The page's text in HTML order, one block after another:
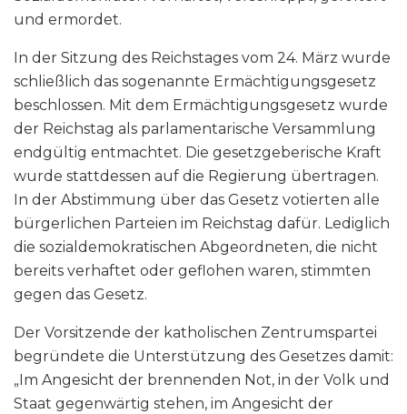
und ermordet.
In der Sitzung des Reichstages vom 24. März wurde
schließlich das sogenannte Ermächtigungsgesetz
beschlossen. Mit dem Ermächtigungsgesetz wurde
der Reichstag als parlamentarische Versammlung
endgültig entmachtet. Die gesetzgeberische Kraft
wurde stattdessen auf die Regierung übertragen.
In der Abstimmung über das Gesetz votierten alle
bürgerlichen Parteien im Reichstag dafür. Lediglich
die sozialdemokratischen Abgeordneten, die nicht
bereits verhaftet oder geflohen waren, stimmten
gegen das Gesetz.
Der Vorsitzende der katholischen Zentrumspartei
begründete die Unterstützung des Gesetzes damit:
„Im Angesicht der brennenden Not, in der Volk und
Staat gegenwärtig stehen, im Angesicht der